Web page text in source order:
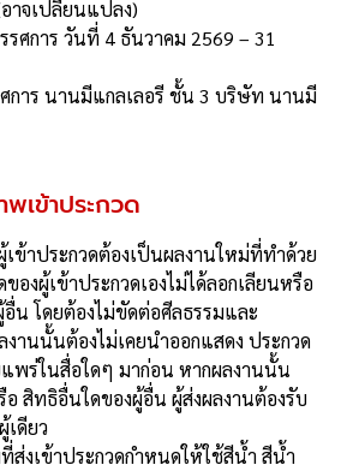
าจเปลี่ยนแปลง)
รศการ วันที่ 4 ธันวาคม 2569 – 31
การ นานมีแกลเลอรี ชั้น 3 บริษัท นานมี
เข้าประกวด
ข้าประกวดต้องเป็นผลงานใหม่ที่ทําด้วย
องผู้เข้าประกวดเองไม่ได้ลอกเลียนหรือ
น โดยต้องไม่ขัดต่อศีลธรรมและ
งานนั้นต้องไม่เคยนําออกแสดง ประกวด
พร่ในสื่อใดๆ มาก่อน หากผลงานนั้น
สิทธิอื่นใดของผู้อื่น ผู้ส่งผลงานต้องรับ
ดียว
ส่งเข้าประกวดกําหนดให้ใช้สีน้ํา สีน้ํา